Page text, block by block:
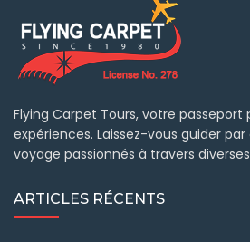
Flying Carpet Tours, votre passeport
expériences. Laissez-vous guider
voyage passionnés à travers
ARTICLES RÉCENTS